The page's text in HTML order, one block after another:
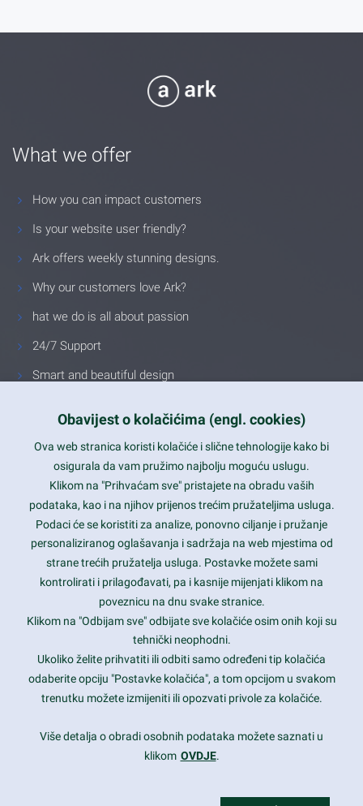
What we offer
How you can impact customers
Is your website user friendly?
Ark offers weekly stunning designs.
Why our customers love Ark?
hat we do is all about passion
24/7 Support
Smart and beautiful design
Latest trends and much more...
Contact Info
1600 Amphitheatre Parkway, Mountain View, CA 94043
prothemes.net@gmail.com
Daily: 9:00 am - 6:00 pm
Sunday: Closed
Copyright 2017FRESHFACE© All Rights Reserved
Obavijest o kolačićima (engl. cookies)
Ova web stranica koristi kolačiće i slične tehnologije kako bi
osigurala da vam pružimo najbolju moguću uslugu.
Klikom na "Prihvaćam sve" pristajete na obradu vaših
podataka, kao i na njihov prijenos trećim pružateljima usluga.
Podaci će se koristiti za analize, ponovno ciljanje i pružanje
personaliziranog oglašavanja i sadržaja na web mjestima od
strane trećih pružatelja usluga. Postavke možete sami
kontrolirati i prilagođavati, pa i kasnije mijenjati klikom na
poveznicu na dnu svake stranice.
Klikom na "Odbijam sve" odbijate sve kolačiće osim onih koji su
tehnički neophodni.
Ukoliko želite prihvatiti ili odbiti samo određeni tip kolačića
odaberite opciju "Postavke kolačića", a tom opcijom u svakom
trenutku možete izmijeniti ili opozvati privole za kolačiće.
Više detalja o obradi osobnih podataka možete saznati u
klikom OVDJE.